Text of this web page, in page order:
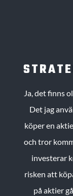
Ja, det finns
Det jag
köper en
och tror
investerar
risken att
på aktier